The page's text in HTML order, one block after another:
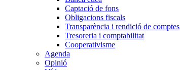
Captació de fons
Obligacions fiscals
Transparència i rendició de comptes
Tresoreria i comptabilitat
Cooperativisme
Agenda
Opinió